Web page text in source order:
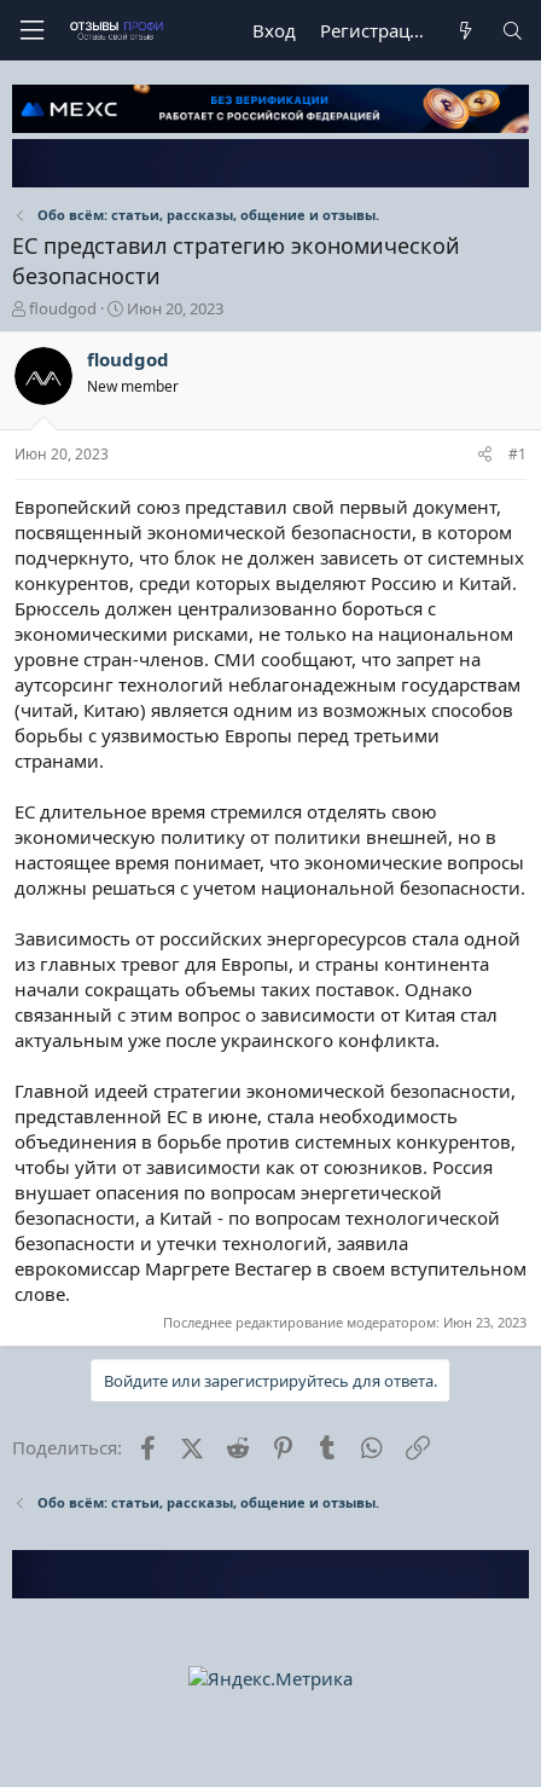
Вход Регистрация
Обо всём: статьи, рассказы, общение и отзывы.
ЕС представил стратегию экономической
безопасности
А
в
т
о
е
м
floudgod
Д
а
т
а
н
ч
а
Июн 20, 2023
floudgod
New member
Июн 20, 2023 #1
Европейский союз представил свой первый документ,
посвященный экономической безопасности, в котором
подчеркнуто, что блок не должен зависеть от системных
конкурентов, среди которых выделяют Россию и Китай.
Брюссель должен централизованно бороться с
экономическими рисками, не только на национальном
уровне стран-членов. СМИ сообщают, что запрет на
аутсорсинг технологий неблагонадежным государствам
(читай, Китаю) является одним из возможных способов
борьбы с уязвимостью Европы перед третьими
странами.
ЕС длительное время стремился отделять свою
экономическую политику от политики внешней, но в
настоящее время понимает, что экономические вопросы
должны решаться с учетом национальной безопасности.
Зависимость от российских энергоресурсов стала одной
из главных тревог для Европы, и страны континента
начали сокращать объемы таких поставок. Однако
связанный с этим вопрос о зависимости от Китая стал
актуальным уже после украинского конфликта.
Главной идеей стратегии экономической безопасности,
представленной ЕС в июне, стала необходимость
объединения в борьбе против системных конкурентов,
чтобы уйти от зависимости как от союзников. Россия
внушает опасения по вопросам энергетической
безопасности, а Китай - по вопросам технологической
безопасности и утечки технологий, заявила
еврокомиссар Маргрете Вестагер в своем вступительном
слове.
Последнее редактирование модератором: Июн 23, 2023
Войдите или зарегистрируйтесь для ответа.
Поделиться: FacebookX (Twitter)
Reddit PinterestTumblr WhatsApp
Обо всём: статьи, рассказы, общение и отзывы.